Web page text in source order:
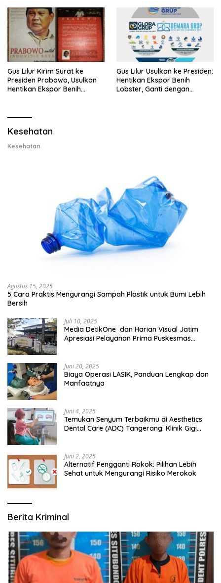
Gus Lilur Kirim Surat ke
Presiden Prabowo, Usulkan
Hentikan Ekspor Benih
Gus Lilur Usulkan ke Presiden:
Hentikan Ekspor Benih
Lobster, Ganti dengan
Kesehatan
Kesehatan
Agustus 15, 2025
5 Cara Praktis Mengurangi Sampah Plastik untuk Bumi Lebih
Bersih
Juli 10, 2025
Media DetikOne dan Harian Visual Jatim
Apresiasi Pelayanan Prima Puskesmas
Juni 20, 2025
Biaya Operasi LASIK, Panduan Lengkap dan
Manfaatnya
Juni 4, 2025
Temukan Senyum Terbaikmu di Aesthetics
Dental Care (ADC) Tangerang: Klinik Gigi
Juni 2, 2025
Alternatif Pengganti Rokok: Pilihan Lebih
Sehat untuk Mengurangi Risiko Merokok
Berita Kriminal